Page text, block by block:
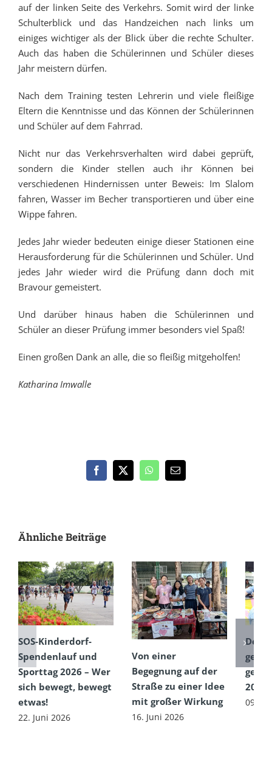
auf der linken Seite des Verkehrs. Somit wird der linke
Schulterblick und das Handzeichen nach links um
einiges wichtiger als der Blick über die rechte Schulter.
Auch das haben die Schülerinnen und Schüler dieses
Jahr meistern dürfen.
Nach dem Training testen Lehrerin und viele fleißige
Eltern die Kenntnisse und das Können der Schülerinnen
und Schüler auf dem Fahrrad.
Nicht nur das Verkehrsverhalten wird dabei geprüft,
sondern die Kinder stellen auch ihr Können bei
verschiedenen Hindernissen unter Beweis: Im Slalom
fahren, Wasser im Becher transportieren und über eine
Wippe fahren.
Jedes Jahr wieder bedeuten einige dieser Stationen eine
Herausforderung für die Schülerinnen und Schüler. Und
jedes Jahr wieder wird die Prüfung dann doch mit
Bravour gemeistert.
Und darüber hinaus haben die Schülerinnen und
Schüler an dieser Prüfung immer besonders viel Spaß!
Einen großen Dank an alle, die so fleißig mitgeholfen!
Katharina Imwalle
Facebook
X WhatsApp
E-
Ähnliche Beiträge
SOS-Kinderdorf-
Spendenlauf und
Sporttag 2026 – Wer
sich bewegt, bewegt
etwas!
22. Juni 2026
Von einer
Begegnung auf der
Straße zu einer Idee
mit großer Wirkung
16. Juni 2026
Dem
2026
09.